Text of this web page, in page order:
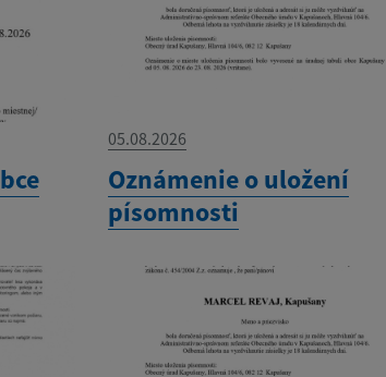
05.08.2026
Oznámenie o uložení
písomnosti